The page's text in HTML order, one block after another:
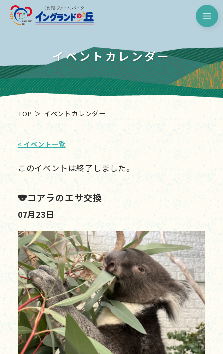
淡路ファームパーク イングラン
イベントカレンダー
TOP イベントカレンダー
« イベント一覧
このイベントは終了しました。
🐨コアラのエサ交換
07月23日